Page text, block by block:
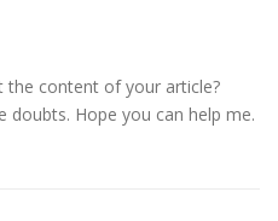
the content of your article?
doubts. Hope you can help me.